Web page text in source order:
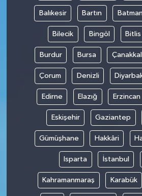
Balıkesir Bartın
Bilecik Bingöl Bitlis
Burdur Bursa
Çorum Denizli
Edirne Elazığ Erzincan
Eskişehir Gaziantep
Gümüşhane Hakkâri
Isparta İstanbul
Kahramanmaraş Karabük